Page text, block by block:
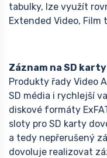
tabulky, lze využít
Extended Video, Film
Záznam na SD
Produkty řady Video
SD média i rychlejší
diskové formáty
sloty pro SD karty
a tedy nepřerušený
dovoluje realizovat